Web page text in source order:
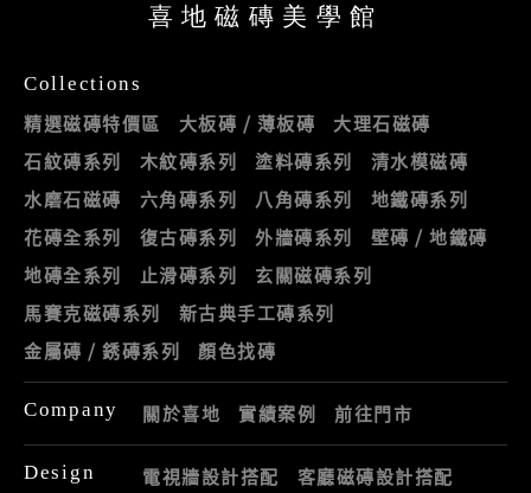
喜地磁磚美學館
Collections
精選磁磚特價區 大板磚 / 薄板磚
大理石磁磚
石紋磚系列
木紋磚系列 塗料磚系列
清水模磁磚
水磨石磁磚
六角磚系列 八角磚系列
地鐵磚系列
花磚全系列
復古磚系列 外牆磚系列
壁磚 / 地鐵磚
地磚全系列
止滑磚系列
玄關磁磚系列
馬賽克磁磚系列
新古典手工磚系列
金屬磚 / 銹磚系列
顏色找磚
Company 關於喜地 實績案例 前往門市
Design 電視牆設計搭配
客廳磁磚設計搭配